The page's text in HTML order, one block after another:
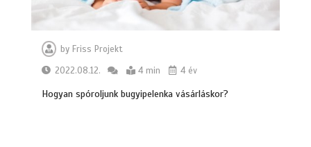
by Friss Projekt
2022.08.12.
4 min 4 év
Hogyan spóroljunk bugyipelenka vásárláskor?